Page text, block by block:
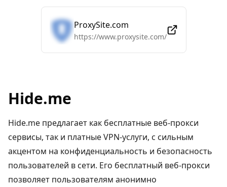
ProxySite.com
https://www.proxysite.com/
Hide.me
Hide.me предлагает как бесплатные веб-прокси
сервисы, так и платные VPN-услуги, с сильным
акцентом на конфиденциальность и безопасность
пользователей в сети. Его бесплатный веб-прокси
позволяет пользователям анонимно